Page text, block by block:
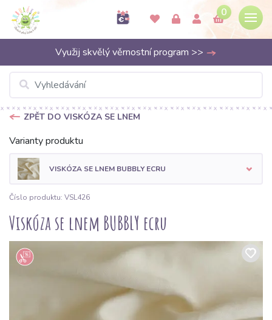
0
Využij skvělý věrnostní program >>
ZPĚT DO VISKÓZA SE LNEM
Varianty produktu
VISKÓZA SE LNEM BUBBLY ECRU
Číslo produktu: VSL426
Viskóza se lnem BUBBLY ecru